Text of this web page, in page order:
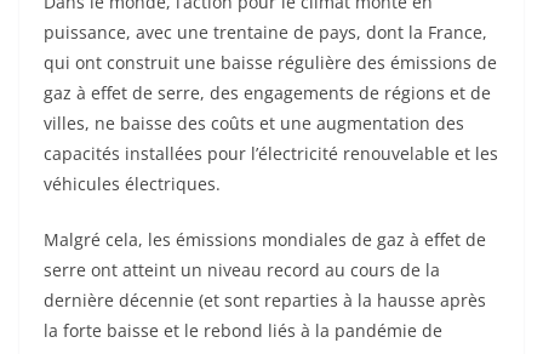
puissance, avec une trentaine de pays, dont la France,
qui ont construit une baisse régulière des émissions de
gaz à effet de serre, des engagements de régions et de
villes, ne baisse des coûts et une augmentation des
capacités installées pour l’électricité renouvelable et les
véhicules électriques.
Malgré cela, les émissions mondiales de gaz à effet de
serre ont atteint un niveau record au cours de la
dernière décennie (et sont reparties à la hausse après
la forte baisse et le rebond liés à la pandémie de